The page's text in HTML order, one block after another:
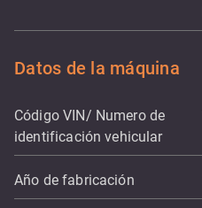
Datos de la máquina
Código VIN/ Numero de
identificación vehicular
Año de fabricación